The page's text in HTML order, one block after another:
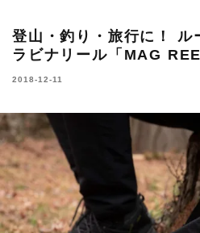
登山・釣り・旅行に！ ル
ラビナリール「MAG
2018-12-11